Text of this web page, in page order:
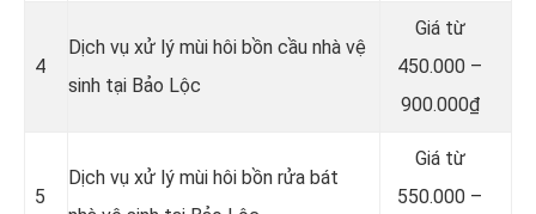
4
Dịch vụ xử lý mùi hôi bồn cầu nhà vệ
sinh tại Bảo Lộc
Giá từ
450.000 –
900.000₫
5
Dịch vụ xử lý mùi hôi bồn rửa bát
Giá từ
550.000 –